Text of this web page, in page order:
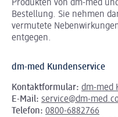
Produkten von dm-med
Bestellung. Sie nehmen
vermutete
entgegen.
dm-med Kundenservice
Kontaktformular: dm-med
E-Mail: service@dm-
Telefon: 0800-6882766